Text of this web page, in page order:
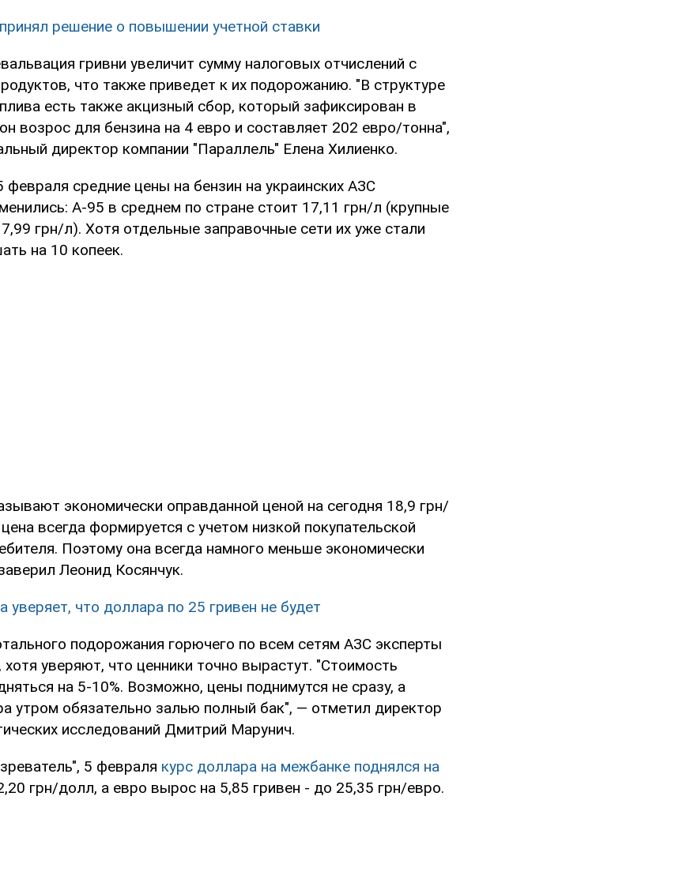
решение о повышении учетной ставки
гривни увеличит сумму налоговых отчислений с
что также приведет к их подорожанию. "В структуре
есть также акцизный сбор, который зафиксирован в
возрос для бензина на 4 евро и составляет 202 евро/тонна",
директор компании "Параллель" Елена Хилиенко.
средние цены на бензин на украинских АЗС
А-95 в среднем по стране стоит 17,11 грн/л (крупные
грн/л). Хотя отдельные заправочные сети их уже стали
на 10 копеек.
экономически оправданной ценой на сегодня 18,9 грн/
всегда формируется с учетом низкой покупательской
Поэтому она всегда намного меньше экономически
Леонид Косянчук.
уверяет, что доллара по 25 гривен не будет
подорожания горючего по всем сетям АЗС эксперты
уверяют, что ценники точно вырастут. "Стоимость
на 5-10%. Возможно, цены поднимутся не сразу, а
утром обязательно залью полный бак", — отметил директор
исследований Дмитрий Марунич.
5 февраля курс доллара на межбанке поднялся на
грн/долл, а евро вырос на 5,85 гривен - до 25,35 грн/евро.